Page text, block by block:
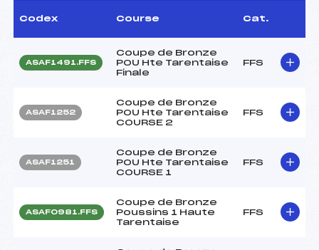
Codex Course Cat.
ASAF1491.FFS
Coupe de Bronze
POU Hte Tarentaise
Finale
FFS
ASAF1252
Coupe de Bronze
POU Hte Tarentaise
COURSE 2
FFS
ASAF1251
Coupe de Bronze
POU Hte Tarentaise
COURSE 1
FFS
ASAF0981.FFS
Coupe de Bronze
Poussins 1 Haute
Tarentaise
FFS